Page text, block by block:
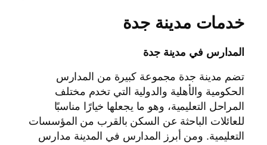
خدمات مدينة جدة
المدارس في مدينة جدة
تضم مدينة جدة مجموعة كبيرة من المدارس
الحكومية والأهلية والدولية التي تخدم مختلف
المراحل التعليمية، وهو ما يجعلها خيارًا مناسبًا
للعائلات الباحثة عن السكن بالقرب من المؤسسات
التعليمية. ومن أبرز المدارس في المدينة مدارس